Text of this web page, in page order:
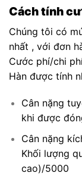
Cách tính
Chúng tôi có
nhất , với đơn
Cước phí/chi
Hàn được tính
Cân nặng
khi được
Cân nặng
Khối lượng
cao)/5000